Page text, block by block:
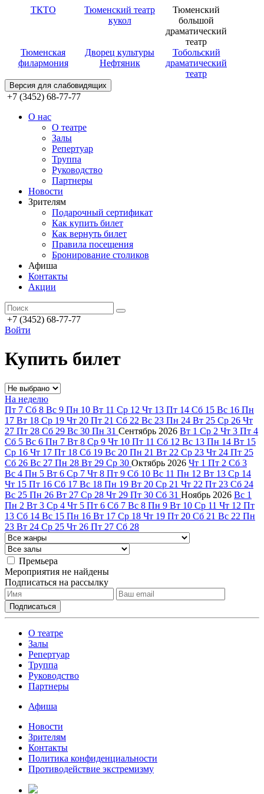
ТКТО
Тюменский театр
кукол
Тюменский
большой
драматический
театр
Тюменская
филармония
Дворец культуры
Нефтяник
Тобольский
драматический
театр
Версия для слабовидящих
+7 (3452) 68-77-77
О нас
О театре
Залы
Репертуар
Труппа
Руководство
Партнеры
Новости
Зрителям
Подарочный сертификат
Как купить билет
Как вернуть билет
Правила посещения
Бронирование столиков
Афиша
Контакты
Акции
+7 (3452) 68-77-77
Войти
Купить билет
На неделю
Пт 7 Сб 8 Вс 9 Пн 10 Вт 11 Ср 12 Чт 13 Пт 14 Сб 15 Вс 16 Пн
17 Вт 18 Ср 19 Чт 20 Пт 21 Сб 22 Вс 23 Пн 24 Вт 25 Ср 26 Чт
27 Пт 28 Сб 29 Вс 30 Пн 31 Сентябрь 2026 Вт 1 Ср 2 Чт 3 Пт 4
Сб 5 Вс 6 Пн 7 Вт 8 Ср 9 Чт 10 Пт 11 Сб 12 Вс 13 Пн 14 Вт 15
Ср 16 Чт 17 Пт 18 Сб 19 Вс 20 Пн 21 Вт 22 Ср 23 Чт 24 Пт 25
Сб 26 Вс 27 Пн 28 Вт 29 Ср 30 Октябрь 2026 Чт 1 Пт 2 Сб 3
Вс 4 Пн 5 Вт 6 Ср 7 Чт 8 Пт 9 Сб 10 Вс 11 Пн 12 Вт 13 Ср 14
Чт 15 Пт 16 Сб 17 Вс 18 Пн 19 Вт 20 Ср 21 Чт 22 Пт 23 Сб 24
Вс 25 Пн 26 Вт 27 Ср 28 Чт 29 Пт 30 Сб 31 Ноябрь 2026 Вс 1
Пн 2 Вт 3 Ср 4 Чт 5 Пт 6 Сб 7 Вс 8 Пн 9 Вт 10 Ср 11 Чт 12 Пт
13 Сб 14 Вс 15 Пн 16 Вт 17 Ср 18 Чт 19 Пт 20 Сб 21 Вс 22 Пн
23 Вт 24 Ср 25 Чт 26 Пт 27 Сб 28
Премьера
Мероприятия не найдены
Подписаться на рассылку
О театре
Залы
Репертуар
Труппа
Руководство
Партнеры
Афиша
Новости
Зрителям
Контакты
Политика конфиденциальности
Противодействие экстремизму